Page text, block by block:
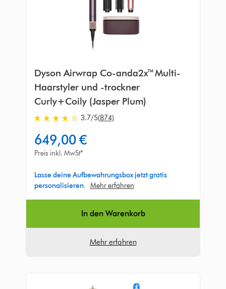
Dyson Airwrap Co-anda2x™ Multi-
Haarstyler und -trockner
Curly+Coily (Jasper Plum)
3.7
von
5
Sternen
874
Bewertungen
3.7/5(874)
649,00 €
Preis inkl. MwSt*
Lasse deine Aufbewahrungsbox jetzt gratis
personalisieren. Mehr erfahren
In den Warenkorb
Mehr erfahren